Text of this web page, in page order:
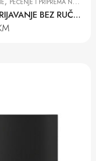
PEČENJE I PRIPREMA NA PARI
GOURMET LADICA ZA PODGRIJAVANJE BEZ RUČKE ESW 7020 GRGR